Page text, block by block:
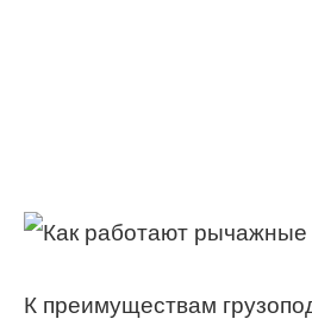
К преимуществам